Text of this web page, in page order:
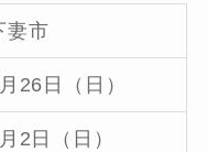
妻市
26日（日）
2日（日）